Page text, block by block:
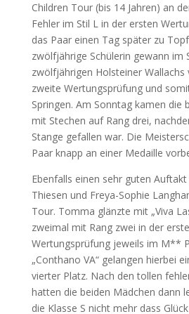
Children Tour (bis 14 Jahren) an
Fehler im Stil L in der ersten
das Paar einen Tag später zu
zwölfjährige Schülerin gewann im
zwölfjährigen Holsteiner Wallachs
zweite Wertungsprüfung und
Springen. Am Sonntag kamen die
mit Stechen auf Rang drei,
Stange gefallen war. Die
Paar knapp an einer Medaille
Ebenfalls einen sehr guten
Thiesen und Freya-Sophie
Tour. Tomma glänzte mit „Viva
zweimal mit Rang zwei in der
Wertungsprüfung jeweils im M**
„Conthano VA“ gelangen hierbei
vierter Platz. Nach den tollen
hatten die beiden Mädchen dann
die Klasse S nicht mehr dass